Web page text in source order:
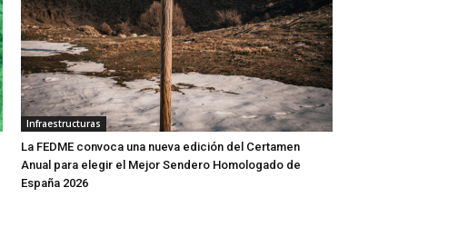
Infraestructuras
La FEDME convoca una nueva edición del Certamen
Anual para elegir el Mejor Sendero Homologado de
España 2026